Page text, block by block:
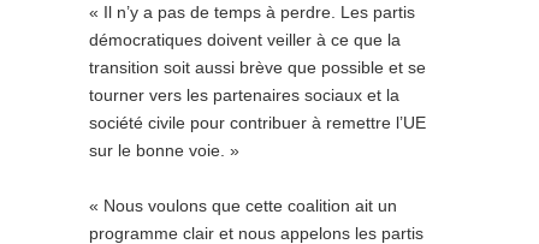
« Il n’y a pas de temps à perdre. Les partis
démocratiques doivent veiller à ce que la
transition soit aussi brève que possible et se
tourner vers les partenaires sociaux et la
société civile pour contribuer à remettre l’UE
sur le bonne voie. »
« Nous voulons que cette coalition ait un
programme clair et nous appelons les partis